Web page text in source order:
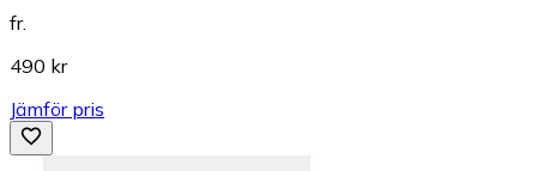
fr.
490 kr
Jämför pris